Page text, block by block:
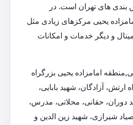
های تهران است. در
یحیی مرکزهای زیادی مثل
و دیگر خدمات و امکانات
امامزاده یحیی بزرگراه
آزادگان، شهید بابایی،
دوران، حقانی، محلاتی، مدرس،
شیرازی، شهید زین الدین و